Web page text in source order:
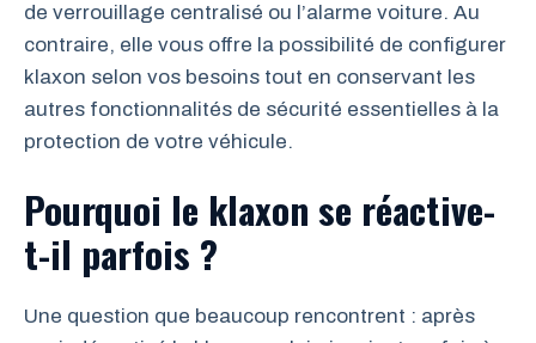
de verrouillage centralisé ou l’alarme voiture. Au
contraire, elle vous offre la possibilité de configurer
klaxon selon vos besoins tout en conservant les
autres fonctionnalités de sécurité essentielles à la
protection de votre véhicule.
Pourquoi le klaxon se réactive-
t-il parfois ?
Une question que beaucoup rencontrent : après